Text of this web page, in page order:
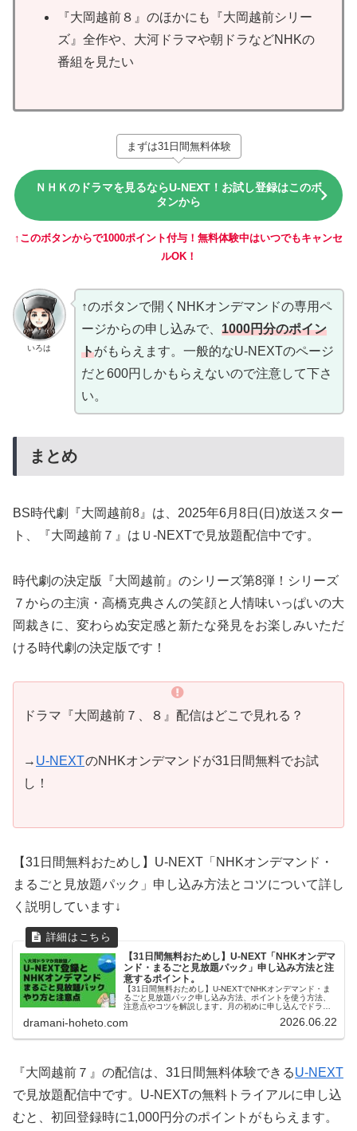
『大岡越前８』のほかにも『大岡越前シリー
ズ』全作や、大河ドラマや朝ドラなどNHKの
番組を見たい
まずは31日間無料体験
ＮＨＫのドラマを見るならU-NEXT！お試し登録はこのボ
タンから
↑このボタンからで1000ポイント付与！無料体験中はいつでもキャンセ
ルOK！
いろは
↑のボタンで開くNHKオンデマンドの専用ペ
ージからの申し込みで、 1000円分のポイン
トがもらえます。一般的なU-NEXTのページ
だと600円しかもらえないので注意して下さ
い。
まとめ
BS時代劇『大岡越前8』は、2025年6月8日(日)放送スター
ト、『大岡越前７』はＵ-NEXTで見放題配信中です。
時代劇の決定版『大岡越前』のシリーズ第8弾！シリーズ
７からの主演・高橋克典さんの笑顔と人情味いっぱいの大
岡裁きに、変わらぬ安定感と新たな発見をお楽しみいただ
ける時代劇の決定版です！
ドラマ『大岡越前７、８』配信はどこで見れる？
→ U-NEXTのNHKオンデマンドが31日間無料でお試
し！
【31日間無料おためし】U-NEXT「NHKオンデマンド・
まるごと見放題パック」申し込み方法とコツについて詳し
く説明しています↓
【31日間無料おためし】U-NEXT「NHKオンデマ
ンド・まるごと見放題パック」申し込み方法と注
意するポイント。
【31日間無料おためし】U-NEXTでNHKオンデマンド・ま
るごと見放題パック申し込み方法、ポイントを使う方法、
注意点やコツを解説します。月の初めに申し込んでドラマ
の実体験をお届けします。
dramani-hoheto.com 2026.06.22
『大岡越前７』の配信は、31日間無料体験できるU-NEXT
で見放題配信中です。U-NEXTの無料トライアルに申し込
むと、初回登録時に1,000円分のポイントがもらえます。